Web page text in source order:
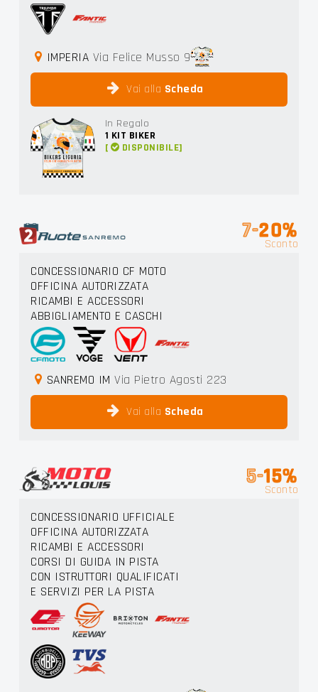
IMPERIA Via Felice Musso 9
Vai alla Scheda
In Regalo
1 KIT BIKER
[
DISPONIBILE]
7-20%
Sconto
CONCESSIONARIO CF MOTO
OFFICINA AUTORIZZATA
RICAMBI E ACCESSORI
ABBIGLIAMENTO E CASCHI
SANREMO IM Via Pietro Agosti 223
Vai alla Scheda
5-15%
Sconto
CONCESSIONARIO UFFICIALE
OFFICINA AUTORIZZATA
RICAMBI E ACCESSORI
CORSI DI GUIDA IN PISTA
CON ISTRUTTORI QUALIFICATI
E SERVIZI PER LA PISTA